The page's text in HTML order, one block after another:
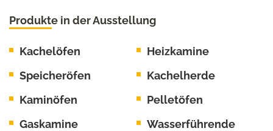
Produkte in der Ausstellung
Kachelöfen
Heizkamine
Speicheröfen
Kachelherde
Kaminöfen
Pelletöfen
Gaskamine
Wasserführende